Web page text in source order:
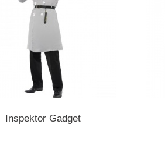
Inspektor Gadget